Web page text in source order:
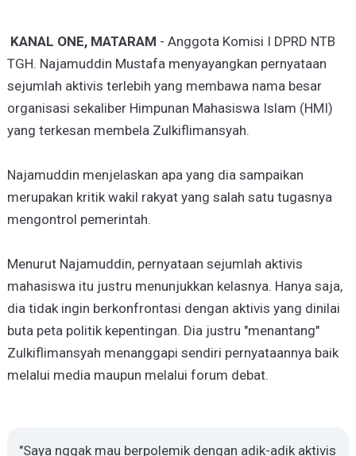
KANAL ONE, MATARAM - Anggota Komisi I DPRD NTB
TGH. Najamuddin Mustafa menyayangkan pernyataan
sejumlah aktivis terlebih yang membawa nama besar
organisasi sekaliber Himpunan Mahasiswa Islam (HMI)
yang terkesan membela Zulkiflimansyah.
Najamuddin menjelaskan apa yang dia sampaikan
merupakan kritik wakil rakyat yang salah satu tugasnya
mengontrol pemerintah.
Menurut Najamuddin, pernyataan sejumlah aktivis
mahasiswa itu justru menunjukkan kelasnya. Hanya saja,
dia tidak ingin berkonfrontasi dengan aktivis yang dinilai
buta peta politik kepentingan. Dia justru "menantang"
Zulkiflimansyah menanggapi sendiri pernyataannya baik
melalui media maupun melalui forum debat.
"Saya nggak mau berpolemik dengan adik-adik aktivis